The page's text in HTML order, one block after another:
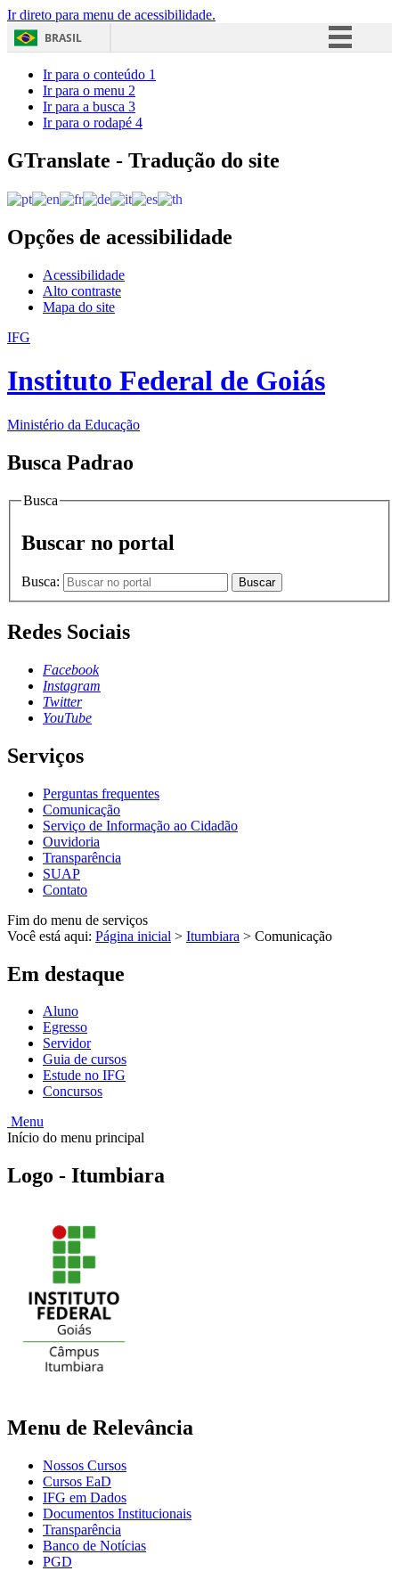
Ir direto para menu de acessibilidade.
BRASIL
Acesso à informação
Ir para o conteúdo 1
Ir para o menu 2
Ir para a busca 3
Ir para o rodapé 4
GTranslate - Tradução do site
Opções de acessibilidade
Acessibilidade
Alto contraste
Mapa do site
IFG
Instituto Federal de Goiás
Ministério da Educação
Busca Padrao
Busca
Buscar no portal
Busca: Buscar
Redes Sociais
Facebook
Instagram
Twitter
YouTube
Serviços
Perguntas frequentes
Comunicação
Serviço de Informação ao Cidadão
Ouvidoria
Transparência
SUAP
Contato
Fim do menu de serviços
Você está aqui: Página inicial > Itumbiara > Comunicação
Em destaque
Aluno
Egresso
Servidor
Guia de cursos
Estude no IFG
Concursos
Menu
Início do menu principal
Logo - Itumbiara
Menu de Relevância
Nossos Cursos
Cursos EaD
IFG em Dados
Documentos Institucionais
Transparência
Banco de Notícias
PGD